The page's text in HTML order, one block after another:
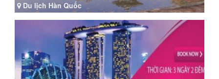
Du lịch Hàn Quốc